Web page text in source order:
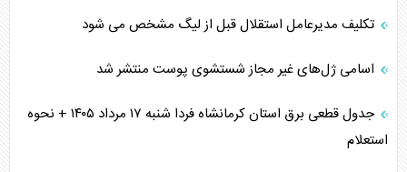
تکلیف مدیرعامل استقلال قبل از لیگ مشخص می شود
اسامی ژل‌های غیر مجاز شستشوی پوست منتشر شد
جدول قطعی برق استان کرمانشاه فردا شنبه ۱۷ مرداد ۱۴۰۵ + نحوه
استعلام